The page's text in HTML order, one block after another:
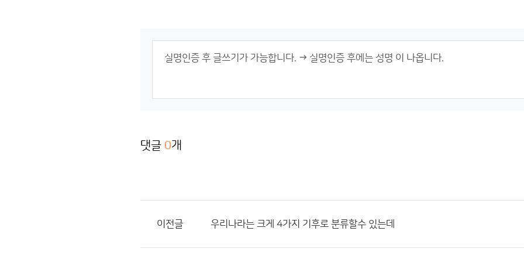
댓글 0개
이전글 우리나라는 크게 4가지 기후로 분류할수 있는데